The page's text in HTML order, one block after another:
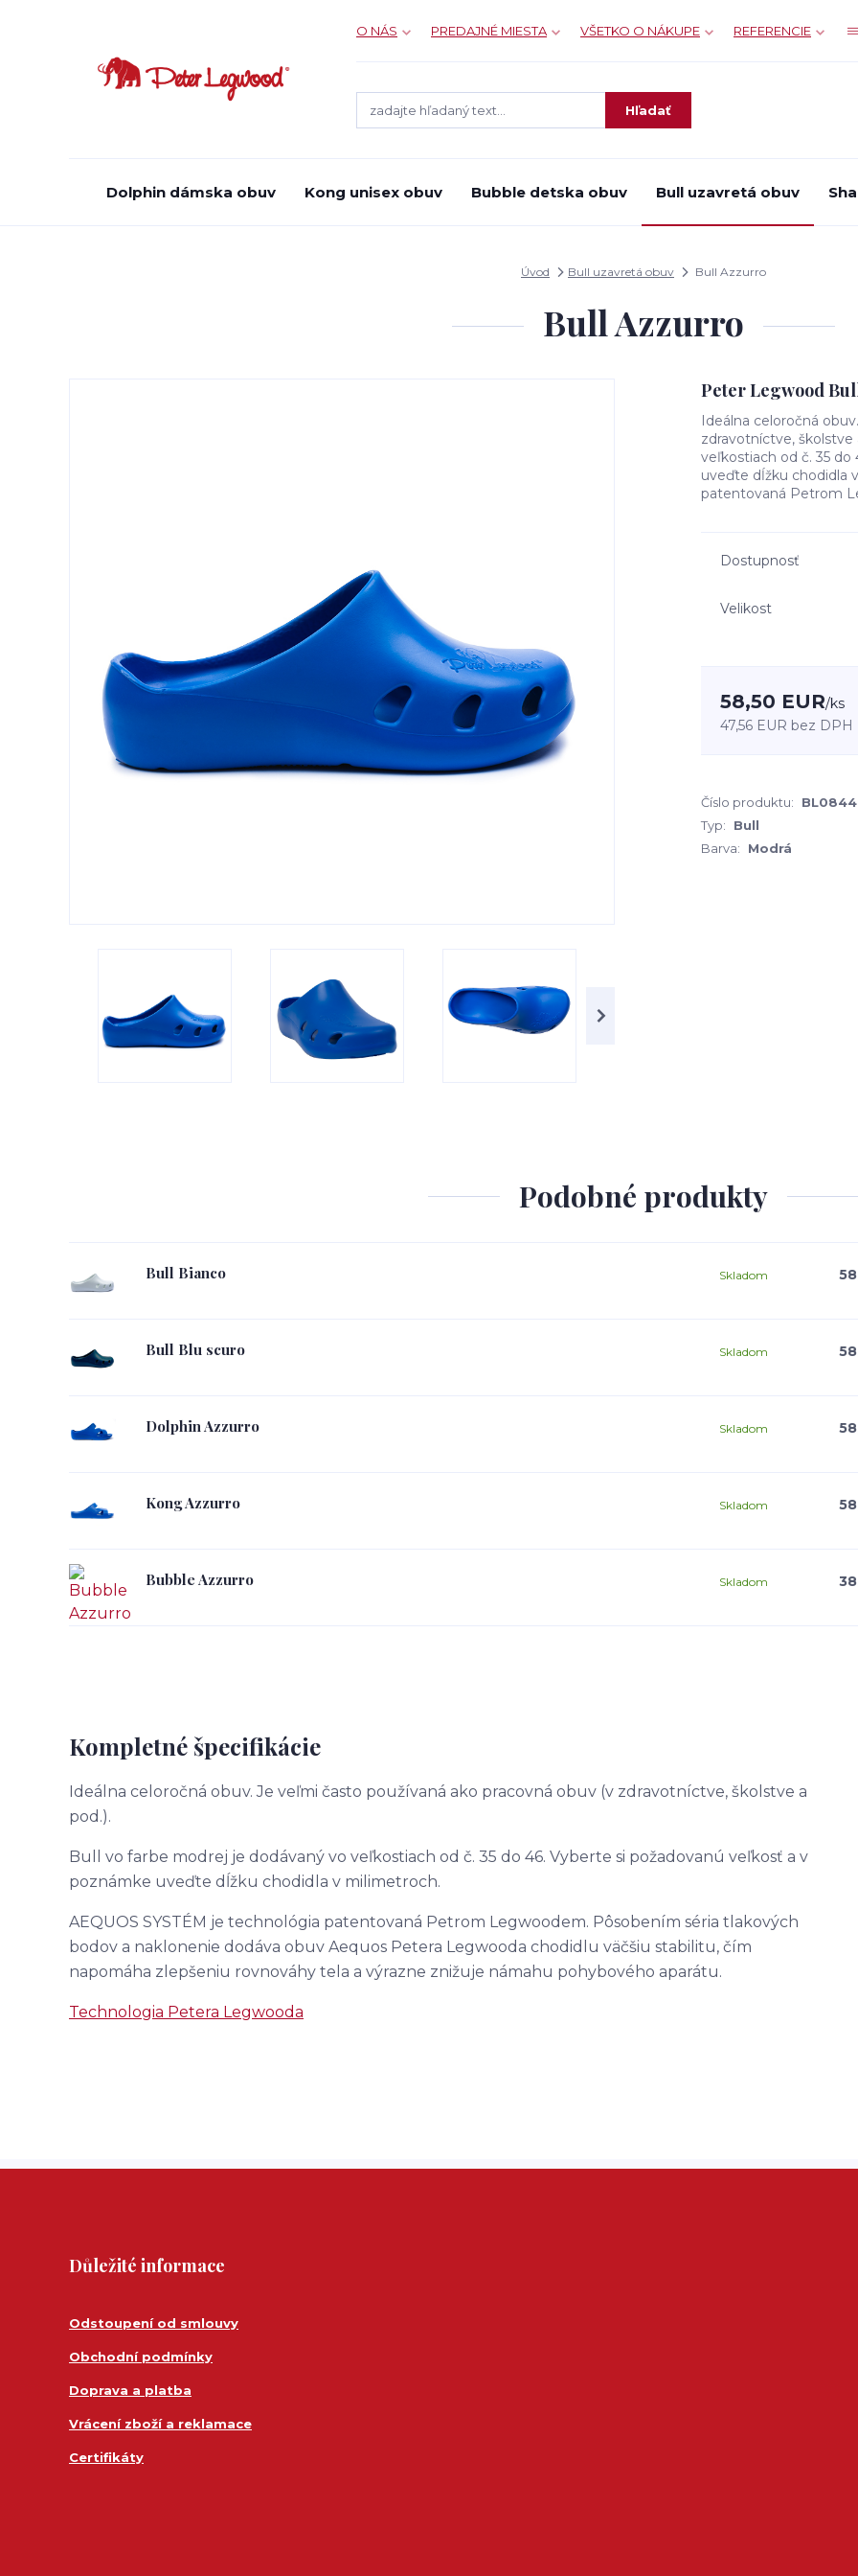
O NÁS PREDAJNÉ MIESTA VŠETKO O NÁKUPE REFERENCIE
Hľadať
Dolphin dámska obuv Kong unisex obuv Bubble detska obuv Bull uzavretá obuv
Úvod Bull uzavretá obuv Bull Azzurro
Bull Azzurro
Peter Legwood
Ideálna celoročná
zdravotníctve, školstve
veľkostiach od č. 35
uveďte dĺžku chodidla
patentovaná Petrom
Dostupnosť
Velikost
58,50 EUR/ks
47,56 EUR bez DPH
Číslo produktu:
Typ:
Bull
Barva:
Modrá
Podobné produkty
Bull Bianco Skladom
Bull Blu scuro Skladom
Dolphin Azzurro Skladom
Kong Azzurro Skladom
Bubble Azzurro Skladom
Kompletné špecifikácie
Ideálna celoročná obuv. Je veľmi často používaná ako pracovná obuv (v zdravotníctve, školstve a
pod.).
Bull vo farbe modrej je dodávaný vo veľkostiach od č. 35 do 46. Vyberte si požadovanú veľkosť a v
poznámke uveďte dĺžku chodidla v milimetroch.
AEQUOS SYSTÉM je technológia patentovaná Petrom Legwoodem. Pôsobením séria tlakových
bodov a naklonenie dodáva obuv Aequos Petera Legwooda chodidlu väčšiu stabilitu, čím
napomáha zlepšeniu rovnováhy tela a výrazne znižuje námahu pohybového aparátu.
Technologia Petera Legwooda
Důležité informace
Odstoupení od smlouvy
Obchodní podmínky
Doprava a platba
Vrácení zboží a reklamace
Certifikáty